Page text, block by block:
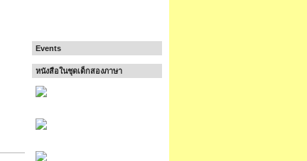
Events
หนังสือในชุดเด็กสองภาษา